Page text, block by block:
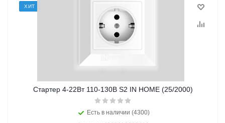
ХИТ
Стартер 4-22Вт 110-130В S2 IN HOME (25/2000)
Есть в наличии (4300)